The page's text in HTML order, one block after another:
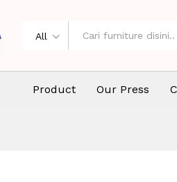
All
Product Our Press